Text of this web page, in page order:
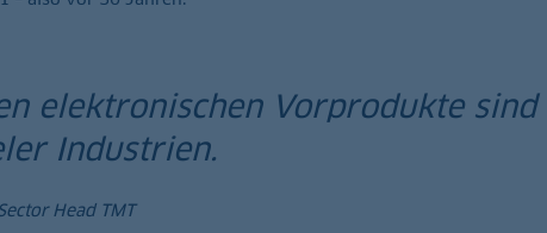
elektronischen Vorprodukte sind
Industrien.
Head TMT